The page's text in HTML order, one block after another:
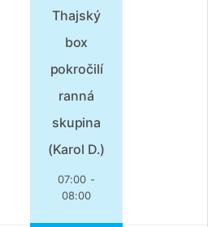
Thajský
box
pokročilí
ranná
skupina
(Karol D.)
07:00 -
08:00